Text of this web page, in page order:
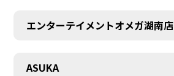
エンターテイメントオメガ湖南店
ASUKA